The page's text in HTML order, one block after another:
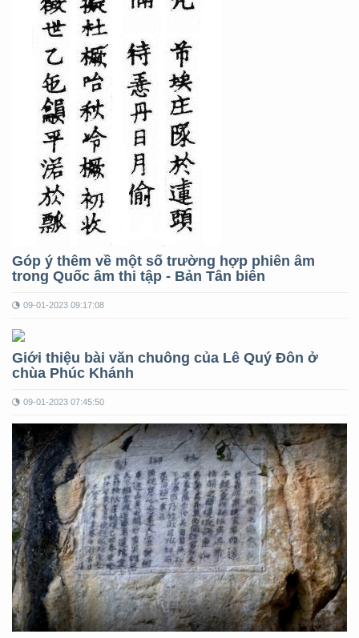
Góp ý thêm về một số trường hợp phiên âm
trong Quốc âm thi tập - Bản Tân biên
09-01-2023 09:17:08
Giới thiệu bài văn chuông của Lê Quý Đôn ở
chùa Phúc Khánh
09-01-2023 07:45:50